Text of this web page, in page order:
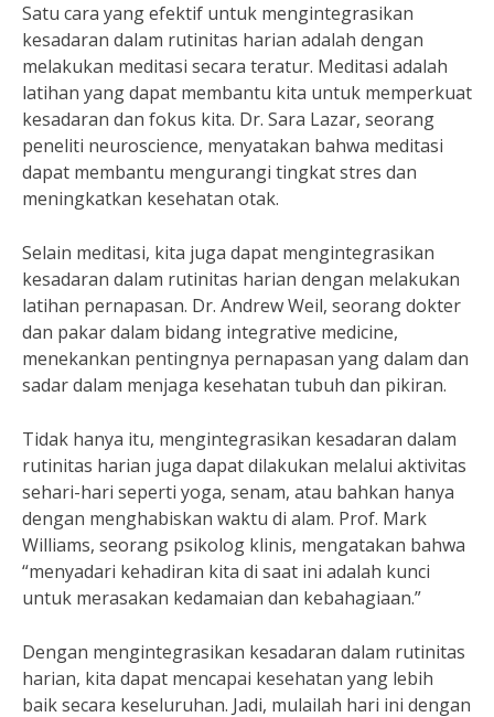
Satu cara yang efektif untuk mengintegrasikan
kesadaran dalam rutinitas harian adalah dengan
melakukan meditasi secara teratur. Meditasi adalah
latihan yang dapat membantu kita untuk memperkuat
kesadaran dan fokus kita. Dr. Sara Lazar, seorang
peneliti neuroscience, menyatakan bahwa meditasi
dapat membantu mengurangi tingkat stres dan
meningkatkan kesehatan otak.
Selain meditasi, kita juga dapat mengintegrasikan
kesadaran dalam rutinitas harian dengan melakukan
latihan pernapasan. Dr. Andrew Weil, seorang dokter
dan pakar dalam bidang integrative medicine,
menekankan pentingnya pernapasan yang dalam dan
sadar dalam menjaga kesehatan tubuh dan pikiran.
Tidak hanya itu, mengintegrasikan kesadaran dalam
rutinitas harian juga dapat dilakukan melalui aktivitas
sehari-hari seperti yoga, senam, atau bahkan hanya
dengan menghabiskan waktu di alam. Prof. Mark
Williams, seorang psikolog klinis, mengatakan bahwa
“menyadari kehadiran kita di saat ini adalah kunci
untuk merasakan kedamaian dan kebahagiaan.”
Dengan mengintegrasikan kesadaran dalam rutinitas
harian, kita dapat mencapai kesehatan yang lebih
baik secara keseluruhan. Jadi, mulailah hari ini dengan